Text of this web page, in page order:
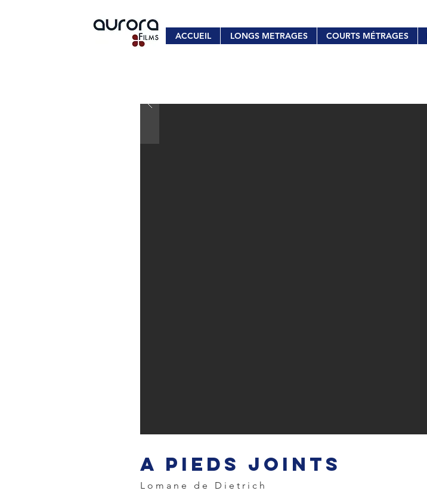
ACCUEIL LONGS METRAGES COURTS MÉTRAGES
A PIEDS JOINTS
Lomane de Dietrich